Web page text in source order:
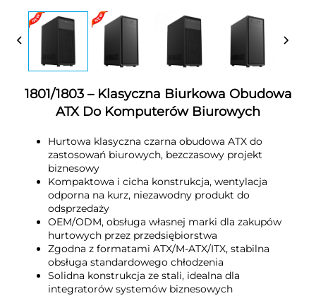
1801/1803 – Klasyczna Biurkowa Obudowa
ATX Do Komputerów Biurowych
Hurtowa klasyczna czarna obudowa ATX do
zastosowań biurowych, bezczasowy projekt
biznesowy
Kompaktowa i cicha konstrukcja, wentylacja
odporna na kurz, niezawodny produkt do
odsprzedaży
OEM/ODM, obsługa własnej marki dla zakupów
hurtowych przez przedsiębiorstwa
Zgodna z formatami ATX/M-ATX/ITX, stabilna
obsługa standardowego chłodzenia
Solidna konstrukcja ze stali, idealna dla
integratorów systemów biznesowych